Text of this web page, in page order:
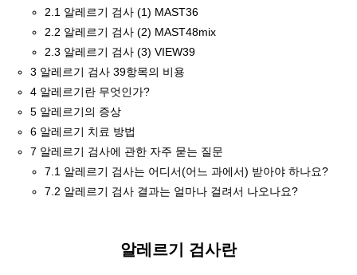
2.1 알레르기 검사 (1) MAST36
2.2 알레르기 검사 (2) MAST48mix
2.3 알레르기 검사 (3) VIEW39
3 알레르기 검사 39항목의 비용
4 알레르기란 무엇인가?
5 알레르기의 증상
6 알레르기 치료 방법
7 알레르기 검사에 관한 자주 묻는 질문
7.1 알레르기 검사는 어디서(어느 과에서) 받아야 하나요?
7.2 알레르기 검사 결과는 얼마나 걸려서 나오나요?
알레르기 검사란